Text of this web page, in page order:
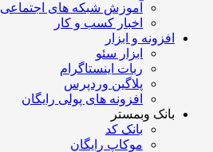
آموزش شبکه های اجتماعی
اخبار کسب و کار
افزونه و ابزار
ابزار سئو
ربات اینستاگرام
پلاگین وردپرس
افزونه های پولی رایگان
بانک وبمستر
بانک کد
موکاپ رایگان